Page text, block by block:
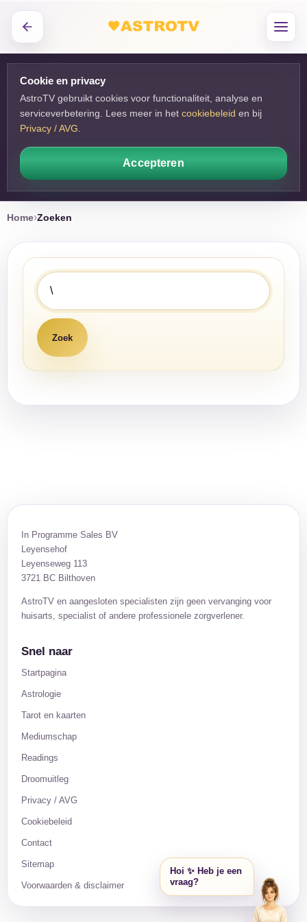
Cookie en privacy
AstroTV gebruikt cookies voor functionaliteit, analyse en
serviceverbetering. Lees meer in het cookiebeleid en bij
Privacy / AVG
Accepteren
Home Zoeken
In Programme Sales BV
Leyensehof
Leyenseweg 113
3721 BC Bilthoven
AstroTV en aangesloten specialisten zijn geen vervanging voor
huisarts, specialist of andere professionele zorgverlener.
Snel naar
Startpagina
Astrologie
Tarot en kaarten
Mediumschap
Readings
Droomuitleg
Privacy / AVG
Cookiebeleid
Contact
Sitemap
Voorwaarden & disclaimer
Hoi ✨ Heb je een
vraag?